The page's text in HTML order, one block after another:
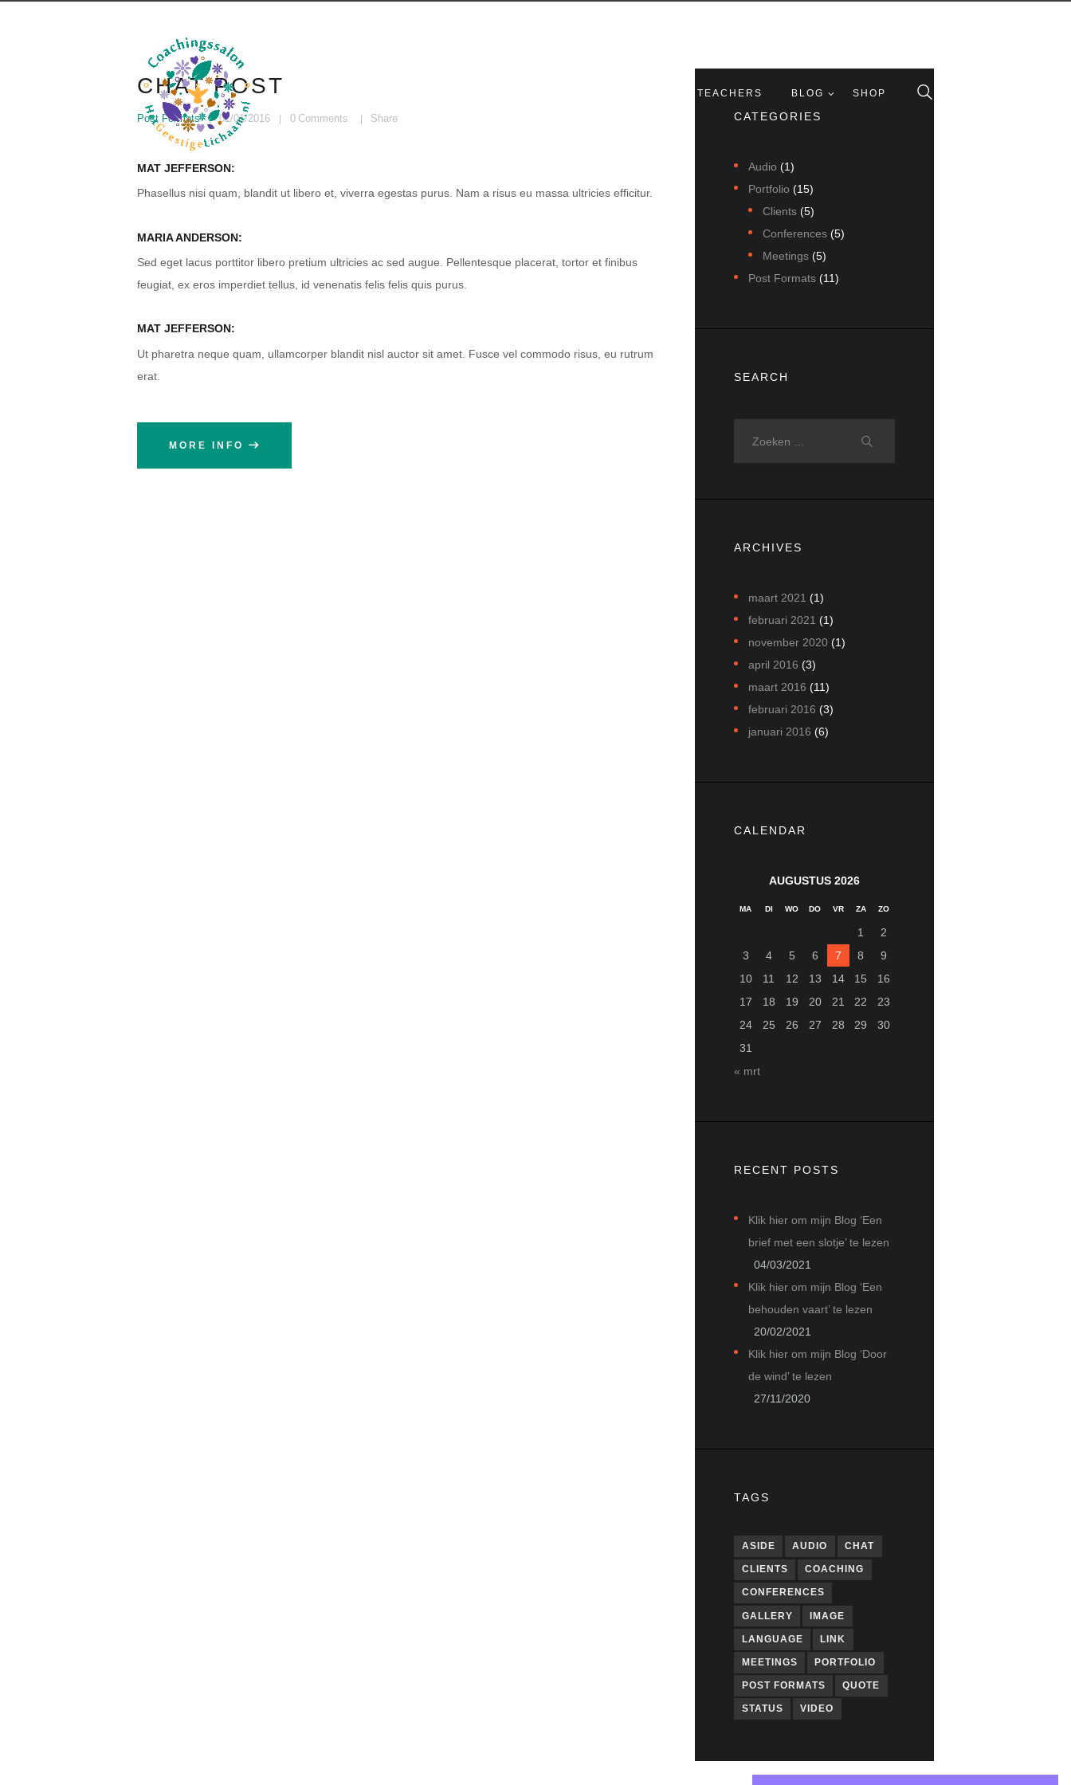
TEACHERS BLOG SHOP
CHAT POST
Post Formats 01/01/2016 0 Comments Share
MAT JEFFERSON:
Phasellus nisi quam, blandit ut libero et, viverra egestas purus. Nam a risus eu massa ultricies efficitur.
MARIA ANDERSON:
Sed eget lacus porttitor libero pretium ultricies ac sed augue. Pellentesque placerat, tortor et finibus
feugiat, ex eros imperdiet tellus, id venenatis felis felis quis purus.
MAT JEFFERSON:
Ut pharetra neque quam, ullamcorper blandit nisl auctor sit amet. Fusce vel commodo risus, eu rutrum
erat.
MORE INFO
CATEGORIES
Audio (1)
Portfolio (15)
Clients (5)
Conferences (5)
Meetings (5)
Post Formats (11)
SEARCH
ARCHIVES
maart 2021 (1)
februari 2021 (1)
november 2020 (1)
april 2016 (3)
maart 2016 (11)
februari 2016 (3)
januari 2016 (6)
CALENDAR
AUGUSTUS 2026
MA DI WO DO VR ZA ZO
1
2
3
4 5 6 7 8
9
10
11 12 13 14 15
16
17
18 19 20 21 22
23
24
25 26 27 28 29
30
31
« mrt
RECENT POSTS
Klik hier om mijn Blog ‘Een
brief met een slotje’ te lezen
04/03/2021
Klik hier om mijn Blog ‘Een
behouden vaart’ te lezen
20/02/2021
Klik hier om mijn Blog ‘Door
de wind’ te lezen
27/11/2020
TAGS
ASIDE AUDIO CHAT
CLIENTS COACHING
CONFERENCES
GALLERY IMAGE
LANGUAGE LINK
MEETINGS PORTFOLIO
POST FORMATS QUOTE
STATUS VIDEO